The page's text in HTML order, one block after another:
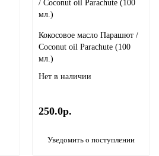
Кокосовое масло Парашют /
Coconut oil Parachute (100
мл.)
Нет в наличии
250.0р.
Уведомить о поступлении